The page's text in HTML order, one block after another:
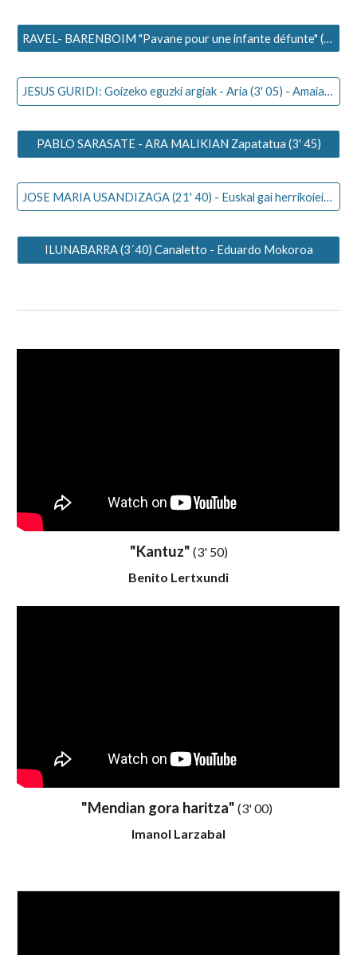
RAVEL- BARENBOIM "Pavane pour une infante défunte" (6' 31)
JESUS GURIDI: Goizeko eguzki argiak - Aria (3' 05) - Amaia Azkona
PABLO SARASATE - ARA MALIKIAN Zapatatua (3' 45)
JOSE MARIA USANDIZAGA (21' 40) - Euskal gai herrikoiei buruzko laukotea, Op. 31
ILUNABARRA (3´40) Canaletto - Eduardo Mokoroa
"Kantuz" (3' 50)
Benito Lertxundi
"Mendian gora haritza" (3'00)
Imanol Larzabal